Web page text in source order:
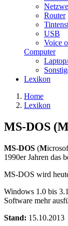
Router
USB
Voice
Computer
Lexikon
Home
Lexikon
MS-DOS
MS-DOS (M
1990er Jahren das
MS-DOS wird
Windows 1.0 bis
Software mehr
Stand: 15.10.2013